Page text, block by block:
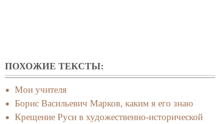
ПОХОЖИЕ ТЕКСТЫ:
Мои учителя
Борис Васильевич Марков, каким я его знаю
Крещение Руси в художественно-исторической